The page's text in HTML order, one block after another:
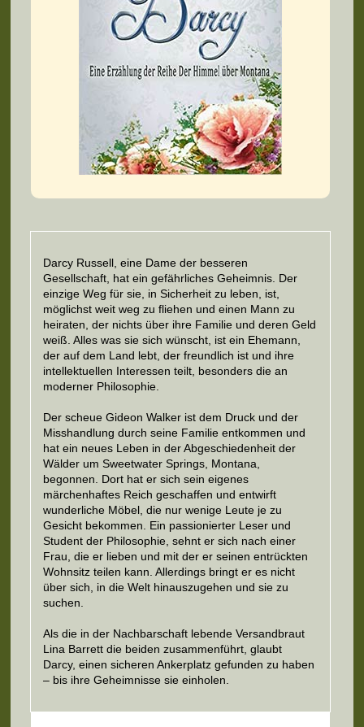
Darcy Russell, eine Dame der besseren
Gesellschaft, hat ein gefährliches Geheimnis. Der
einzige Weg für sie, in Sicherheit zu leben, ist,
möglichst weit weg zu fliehen und einen Mann zu
heiraten, der nichts über ihre Familie und deren Geld
weiß. Alles was sie sich wünscht, ist ein Ehemann,
der auf dem Land lebt, der freundlich ist und ihre
intellektuellen Interessen teilt, besonders die an
moderner Philosophie.
Der scheue Gideon Walker ist dem Druck und der
Misshandlung durch seine Familie entkommen und
hat ein neues Leben in der Abgeschiedenheit der
Wälder um Sweetwater Springs, Montana,
begonnen. Dort hat er sich sein eigenes
märchenhaftes Reich geschaffen und entwirft
wunderliche Möbel, die nur wenige Leute je zu
Gesicht bekommen. Ein passionierter Leser und
Student der Philosophie, sehnt er sich nach einer
Frau, die er lieben und mit der er seinen entrückten
Wohnsitz teilen kann. Allerdings bringt er es nicht
über sich, in die Welt hinauszugehen und sie zu
suchen.
Als die in der Nachbarschaft lebende Versandbraut
Lina Barrett die beiden zusammenführt, glaubt
Darcy, einen sicheren Ankerplatz gefunden zu haben
– bis ihre Geheimnisse sie einholen.